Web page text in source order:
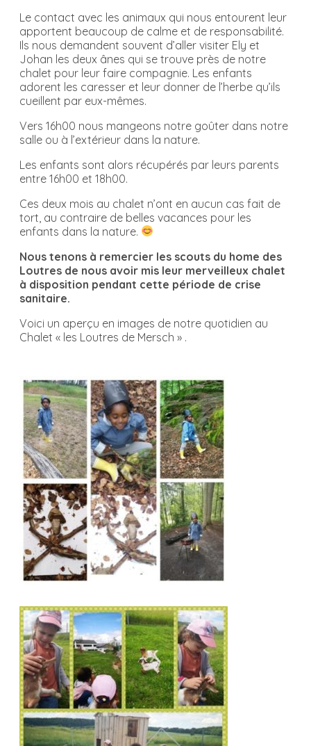
Le contact avec les animaux qui nous entourent leur
apportent beaucoup de calme et de responsabilité.
Ils nous demandent souvent d’aller visiter Ely et
Johan les deux ânes qui se trouve près de notre
chalet pour leur faire compagnie. Les enfants
adorent les caresser et leur donner de l’herbe qu’ils
cueillent par eux-mêmes.
Vers 16h00 nous mangeons notre goûter dans notre
salle ou à l’extérieur dans la nature.
Les enfants sont alors récupérés par leurs parents
entre 16h00 et 18h00.
Ces deux mois au chalet n’ont en aucun cas fait de
tort, au contraire de belles vacances pour les
enfants dans la nature.
Nous tenons à remercier les scouts du home des
Loutres de nous avoir mis leur merveilleux chalet
à disposition pendant cette période de crise
sanitaire.
Voici un aperçu en images de notre quotidien au
Chalet « les Loutres de Mersch » .